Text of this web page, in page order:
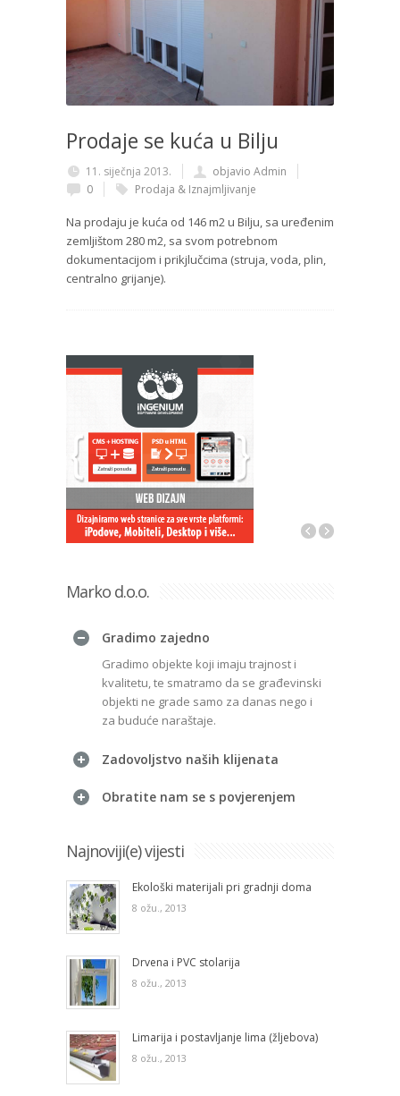
Prodaje se kuća u Bilju
11. siječnja 2013.
objavio Admin
0
Prodaja & Iznajmljivanje
Na prodaju je kuća od 146 m2 u Bilju, sa uređenim
zemljištom 280 m2, sa svom potrebnom
dokumentacijom i prikjlučcima (struja, voda, plin,
centralno grijanje).
Marko d.o.o.
Gradimo zajedno
Gradimo objekte koji imaju trajnost i
kvalitetu, te smatramo da se građevinski
objekti ne grade samo za danas nego i
za buduće naraštaje.
Zadovoljstvo naših klijenata
Obratite nam se s povjerenjem
Najnoviji(e) vijesti
Ekološki materijali pri gradnji doma
8 ožu., 2013
Drvena i PVC stolarija
8 ožu., 2013
Limarija i postavljanje lima (žljebova)
8 ožu., 2013